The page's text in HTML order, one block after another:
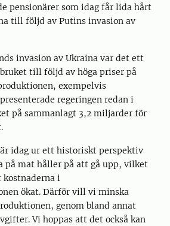
pensionärer som idag får lida hårt
till följd av Putins invasion av
invasion av Ukraina var det ett
till följd av höga priser på
exempelvis
regeringen redan i
på sammanlagt 3,2 miljarder för
idag ur ett historiskt perspektiv
på mat håller på att gå upp, vilket
i
ökat. Därför vill vi minska
genom bland annat
Vi hoppas att det också kan